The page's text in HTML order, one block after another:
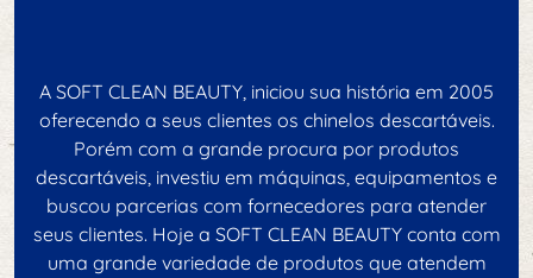
A SOFT CLEAN BEAUTY, iniciou sua história em 2005
oferecendo a seus clientes os chinelos descartáveis.
Porém com a grande procura por produtos
descartáveis, investiu em máquinas, equipamentos e
buscou parcerias com fornecedores para atender
seus clientes. Hoje a SOFT CLEAN BEAUTY conta com
uma grande variedade de produtos que atendem